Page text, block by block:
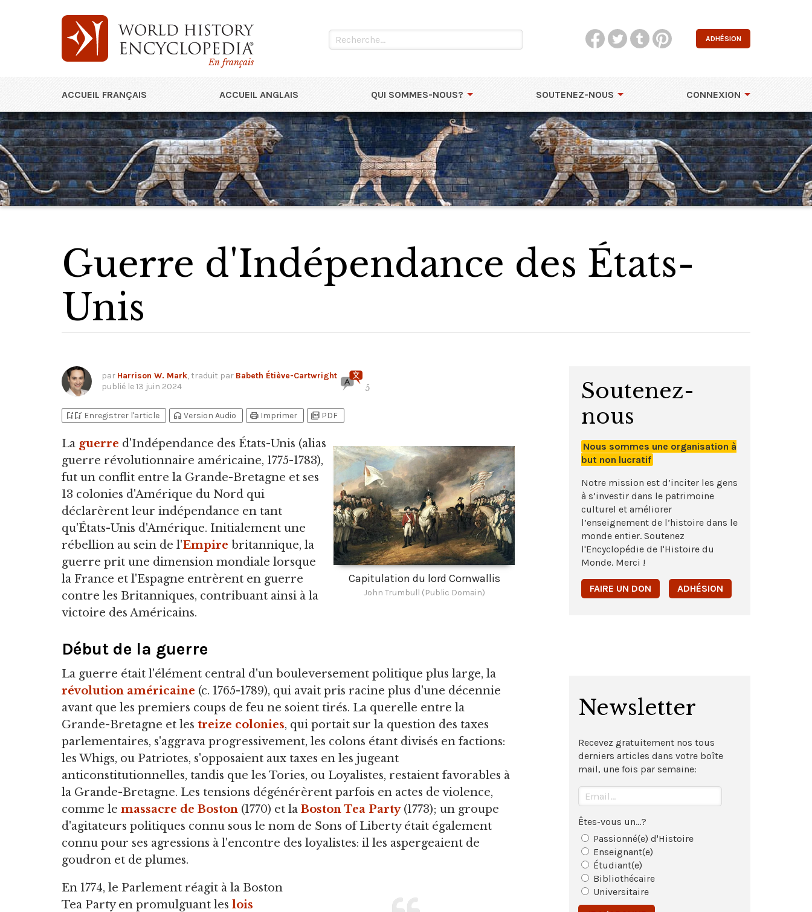
En français
ADHÉSION
ACCUEIL FRANÇAIS ACCUEIL ANGLAIS QUI SOMMES-NOUS? SOUTENEZ-NOUS CONNEXION
Guerre d'Indépendance des États-
Unis
par Harrison W. Mark, traduit par Babeth Étiève-Cartwright
publié le13 juin 2024 5
bookmark_addbookmark_added Enregistrer l'article headphones Version Audio print Imprimer picture_as_pdf PDF
Capitulation du lord Cornwallis
John Trumbull (Public Domain)
La guerre d'Indépendance des États-Unis (alias
guerre révolutionnaire américaine, 1775-1783),
fut un conflit entre la Grande-Bretagne et ses
13 colonies d'Amérique du Nord qui
déclarèrent leur indépendance en tant
qu'États-Unis d'Amérique. Initialement une
rébellion au sein de l'Empire britannique, la
guerre prit une dimension mondiale lorsque
la France et l'Espagne entrèrent en guerre
contre les Britanniques, contribuant ainsi à la
victoire des Américains.
Début de la guerre
La guerre était l'élément central d'un bouleversement politique plus large, la
révolution américaine (c. 1765-1789), qui avait pris racine plus d'une décennie
avant que les premiers coups de feu ne soient tirés. La querelle entre la
Grande-Bretagne et les treize colonies, qui portait sur la question des taxes
parlementaires, s'aggrava progressivement, les colons étant divisés en factions:
les Whigs, ou Patriotes, s'opposaient aux taxes en les jugeant
anticonstitutionnelles, tandis que les Tories, ou Loyalistes, restaient favorables à
la Grande-Bretagne. Les tensions dégénérèrent parfois en actes de violence,
comme le massacre de Boston (1770) et la Boston Tea Party(1773); un groupe
d'agitateurs politiques connu sous le nom de Sons of Liberty était également
connu pour ses agressions à l'encontre des loyalistes: il les aspergeaient de
goudron et de plumes.
En 1774, le Parlement réagit à la Boston
Tea Party en promulguant les lois
Soutenez-
nous
Nous sommes une organisation à
but non lucratif
Notre mission est d’inciter les gens
à s’investir dans le patrimoine
culturel et améliorer
l’enseignement de l’histoire dans le
monde entier. Soutenez
l'Encyclopédie de l'Histoire du
Monde. Merci !
FAIRE UN DON ADHÉSION
Newsletter
Recevez gratuitement nos tous
derniers articles dans votre boîte
mail, une fois par semaine:
Êtes-vous un...?
Passionné(e) d'Histoire
Enseignant(e)
Étudiant(e)
Bibliothécaire
Universitaire